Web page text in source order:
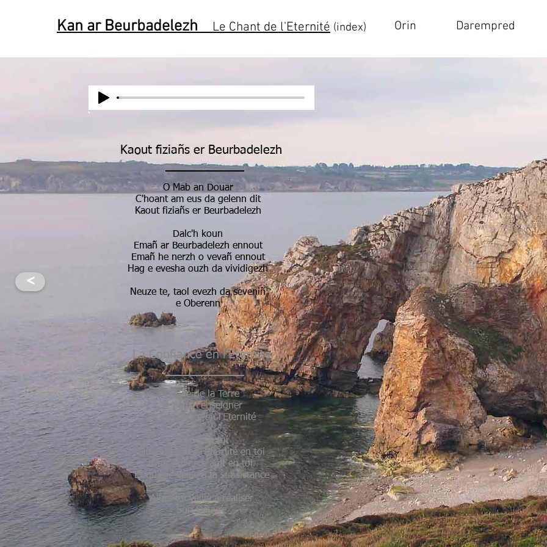
Kan ar Beurbadelezh Le Chant de l'Eternité (index) Orin Darempred
<
Kaout fiziañs er Beurbadelezh
O Mab an Douar
C'hoant am eus da gelenn dit
Kaout fiziañs er Beurbadelezh
Dalc'h koun
Emañ ar Beurbadelezh ennout
Emañ he nerzh o vevañ ennout
Hag e evesha ouzh da vividigezh
Neuze te, taol evezh da seveniñ
e Oberenn
La Confiance en l'Eternité
O Fille de la Terre
Je veux t'enseigner
La Confiance en l'Eternité
Souviens-toi
Que tu portes l'Eternité en toi
Que sa Force agit en toi
Et qu'elle veille à ta subsistance
Alors toi veille à réaliser
Son Oeuvre